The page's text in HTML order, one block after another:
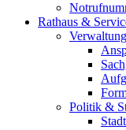
Rathaus &
Verwaltung
Politik &